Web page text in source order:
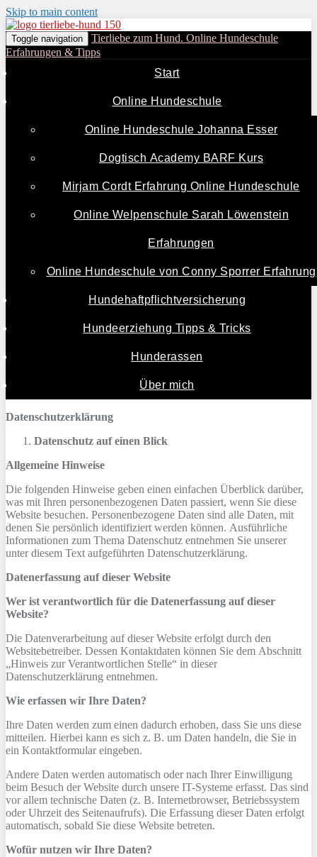
Skip to main content
Toggle navigation
Tierliebe zum Hund. Online Hundeschule
Erfahrungen & Tipps
Start
Online Hundeschule
Online Hundeschule Johanna Esser
Dogtisch Academy BARF Kurs
Mirjam Cordt Erfahrung Online Hundeschule
Online Welpenschule Sarah Löwenstein
Erfahrungen
Online Hundeschule von Conny Sporrer Erfahrung
Hundehaftpflichtversicherung
Hundeerziehung Tipps & Tricks
Hunderassen
Über mich
Datenschutz­erklärung
Datenschutz auf einen Blick
Allgemeine Hinweise
Die folgenden Hinweise geben einen einfachen Überblick darüber,
was mit Ihren personenbezogenen Daten passiert, wenn Sie diese
Website besuchen. Personenbezogene Daten sind alle Daten, mit
denen Sie persönlich identifiziert werden können. Ausführliche
Informationen zum Thema Datenschutz entnehmen Sie unserer
unter diesem Text aufgeführten Datenschutzerklärung.
Datenerfassung auf dieser Website
Wer ist verantwortlich für die Datenerfassung auf dieser
Website?
Die Datenverarbeitung auf dieser Website erfolgt durch den
Websitebetreiber. Dessen Kontaktdaten können Sie dem Abschnitt
„Hinweis zur Verantwortlichen Stelle“ in dieser
Datenschutzerklärung entnehmen.
Wie erfassen wir Ihre Daten?
Ihre Daten werden zum einen dadurch erhoben, dass Sie uns diese
mitteilen. Hierbei kann es sich z. B. um Daten handeln, die Sie in
ein Kontaktformular eingeben.
Andere Daten werden automatisch oder nach Ihrer Einwilligung
beim Besuch der Website durch unsere IT-Systeme erfasst. Das sind
vor allem technische Daten (z. B. Internetbrowser, Betriebssystem
oder Uhrzeit des Seitenaufrufs). Die Erfassung dieser Daten erfolgt
automatisch, sobald Sie diese Website betreten.
Wofür nutzen wir Ihre Daten?